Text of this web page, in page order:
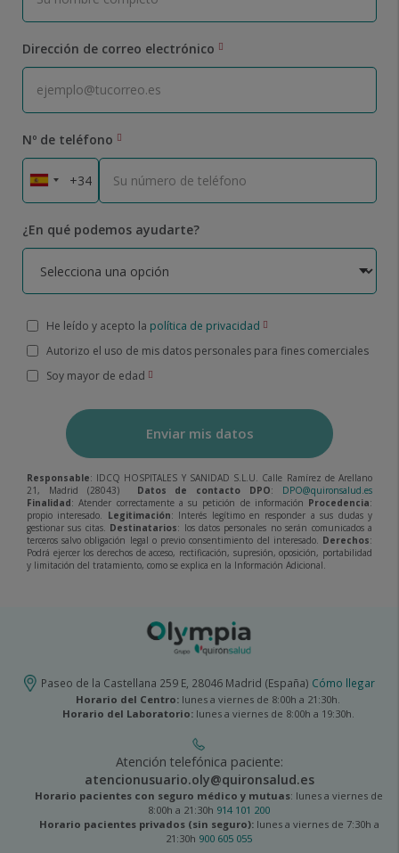
Dirección de correo electrónico
Nº de teléfono
¿En qué podemos ayudarte?
He leído y acepto la política de privacidad
Autorizo el uso de mis datos personales para fines comerciales
Soy mayor de edad
Enviar mis datos
Responsable: IDCQ HOSPITALES Y SANIDAD S.L.U. Calle Ramírez de Arellano
21, Madrid (28043)
Datos de contacto DPO: DPO@quironsalud.es
Finalidad: Atender correctamente a su petición de información Procedencia:
propio interesado. Legitimación: Interés legítimo en responder a sus dudas y
gestionar sus citas. Destinatarios: los datos personales no serán comunicados a
terceros salvo obligación legal o previo consentimiento del interesado. Derechos:
Podrá ejercer los derechos de acceso, rectificación, supresión, oposición, portabilidad
y limitación del tratamiento, como se explica en la Información Adicional.
Paseo de la Castellana 259 E, 28046 Madrid (España) Cómo llegar
Horario del Centro: lunes a viernes de 8:00h a 21:30h.
Horario del Laboratorio:lunes a viernes de 8:00h a 19:30h.
Atención telefónica paciente:
atencionusuario.oly@quironsalud.es
Horario pacientes con seguro médico y mutuas: lunes a viernes de
8:00h a 21:30h 914 101 200
Horario pacientes privados (sin seguro):lunes a viernes de 7:30h a
21:30h 900 605 055